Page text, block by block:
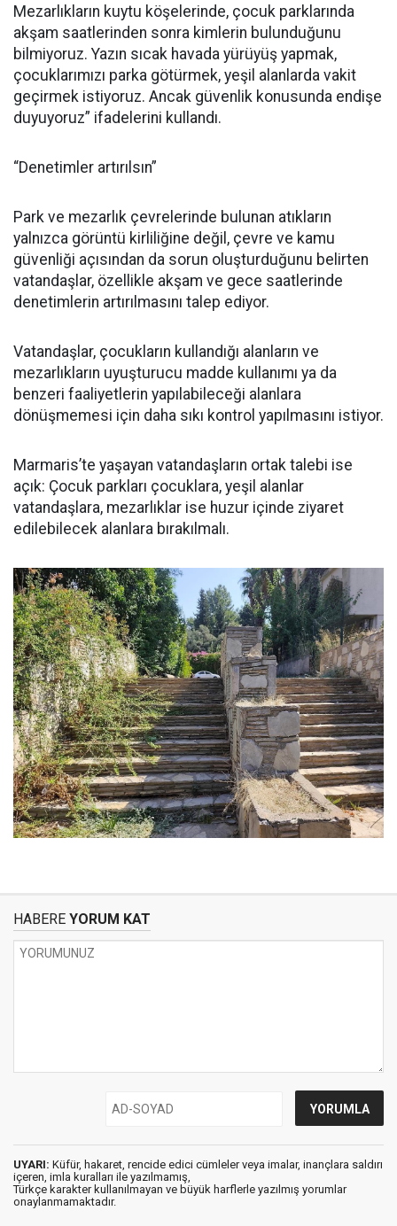
Mezarlıkların kuytu köşelerinde, çocuk parklarında
akşam saatlerinden sonra kimlerin bulunduğunu
bilmiyoruz. Yazın sıcak havada yürüyüş yapmak,
çocuklarımızı parka götürmek, yeşil alanlarda vakit
geçirmek istiyoruz. Ancak güvenlik konusunda endişe
duyuyoruz” ifadelerini kullandı.
“Denetimler artırılsın”
Park ve mezarlık çevrelerinde bulunan atıkların
yalnızca görüntü kirliliğine değil, çevre ve kamu
güvenliği açısından da sorun oluşturduğunu belirten
vatandaşlar, özellikle akşam ve gece saatlerinde
denetimlerin artırılmasını talep ediyor.
Vatandaşlar, çocukların kullandığı alanların ve
mezarlıkların uyuşturucu madde kullanımı ya da
benzeri faaliyetlerin yapılabileceği alanlara
dönüşmemesi için daha sıkı kontrol yapılmasını istiyor.
Marmaris’te yaşayan vatandaşların ortak talebi ise
açık: Çocuk parkları çocuklara, yeşil alanlar
vatandaşlara, mezarlıklar ise huzur içinde ziyaret
edilebilecek alanlara bırakılmalı.
HABERE YORUM KAT
UYARI: Küfür, hakaret, rencide edici cümleler veya imalar, inançlara saldırı
içeren, imla kuralları ile yazılmamış,
Türkçe karakter kullanılmayan ve büyük harflerle yazılmış yorumlar
onaylanmamaktadır.